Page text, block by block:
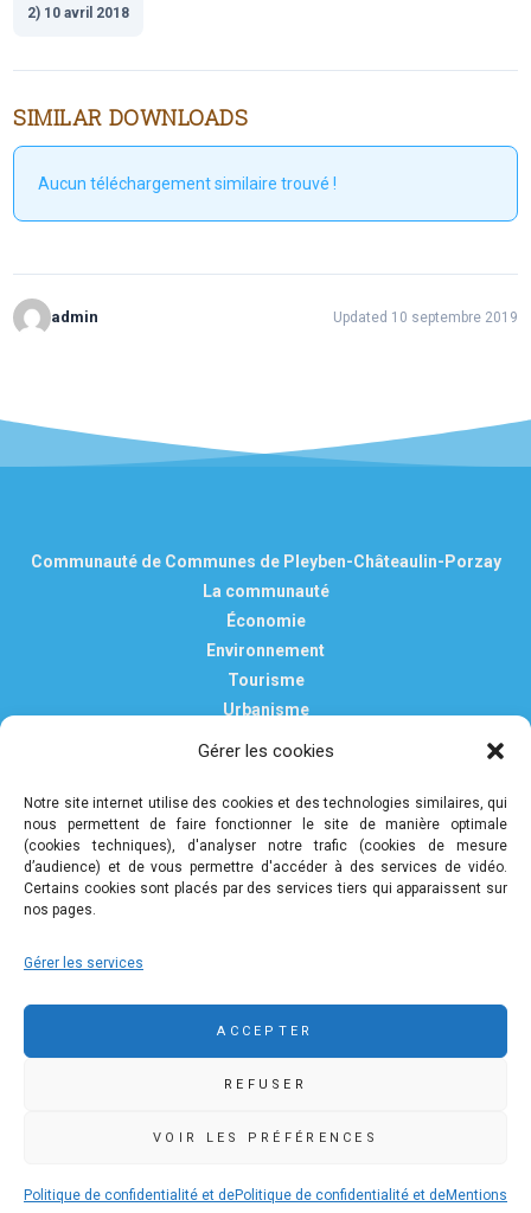
Gérer les cookies
Notre site internet utilise des cookies et des technologies similaires, qui
nous permettent de faire fonctionner le site de manière optimale
(cookies techniques), d'analyser notre trafic (cookies de mesure
d’audience) et de vous permettre d'accéder à des services de vidéo.
Certains cookies sont placés par des services tiers qui apparaissent sur
nos pages.
Gérer les services
ACCEPTER
REFUSER
VOIR LES PRÉFÉRENCES
Politique de confidentialité et dePolitique de confidentialité et deMentions
2) 10 avril 2018
SIMILAR DOWNLOADS
Aucun téléchargement similaire trouvé !
admin Updated 10 septembre 2019
Communauté de Communes de Pleyben-Châteaulin-Porzay
La communauté
Économie
Environnement
Tourisme
Urbanisme
Mentions légales
Politique de confidentialité et de protection des données
personnelles
02 98 86 36 46
www.ccpcp.bzh